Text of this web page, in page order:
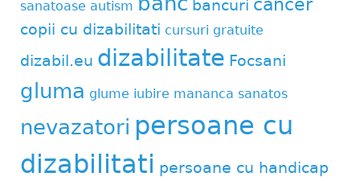
sanatoase autism bancuri
copii cu dizabilitati cursuri gratuite
dizabil.eu dizabilitate Focsani
gluma glume iubire mananca sanatos
nevazatori persoane cu
dizabilitati persoane cu handicap